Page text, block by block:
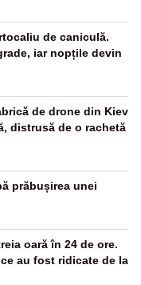
de caniculă.
iar nopțile devin
de drone din Kiev
distrusă de o rachetă
prăbușirea unei
oară în 24 de ore.
au fost ridicate de la